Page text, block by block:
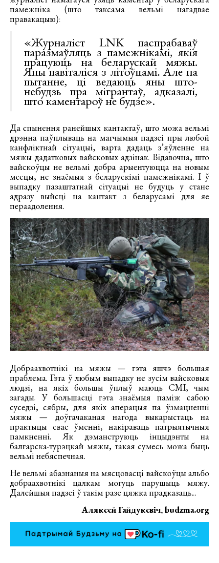
памежніка (што таксама вельмі нагадвае
правакацыю):
«Журналіст LNK паспрабаваў
паразмаўляць з памежнікамі, якія
працуюць на беларускай мяжы.
Яны павіталіся з літоўцамі. Але на
пытанне, ці ведаюць яны што-
небудзь пра мігрантаў, адказалі,
што каментароў не будзе».
Да спынення ранейшых кантактаў, што можа вельмі
дрэнна паўплываць на магчымыя падзеі пры любой
канфліктнай сітуацыі, варта дадаць з’яўленне на
мяжы дадатковых вайсковых адзінак. Відавочна, што
вайскоўцы не вельмі добра арыентуюцца на новым
месцы, не знаёмыя з беларускімі памежнікамі. І ў
выпадку пазаштатнай сітуацыі не будуць у стане
адразу выйсці на кантакт з беларусамі для яе
пераадолення.
Добраахвотнікі на мяжы — гэта яшчэ большая
праблема. Гэта ў любым выпадку не зусім вайсковыя
людзі, на якіх большы ўплыў маюць СМІ, чым
загады. У большасці гэта знаёмыя паміж сабою
суседзі, сябры, для якіх аперацыя па ўзмацненні
мяжы — доўгачаканая нагода выкарыстаць на
практыцы свае ўменні, накіраваць патрыятычныя
памкненні. Як дэманструюць інцыдэнты на
балгарска-турэцкай мяжы, такая сумесь можа быць
вельмі небяспечная.
Не вельмі абазнаныя на мясцовасці вайскоўцы альбо
добраахвотнікі цалкам могуць парушыць мяжу.
Далейшыя падзеі ў такім разе цяжка прадказаць...
Аляксей Гайдукевіч, budzma.org